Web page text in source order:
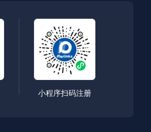
小程序扫码注册